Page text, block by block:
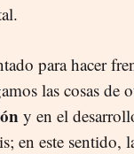
para hacer
las cosas de
y en el
en este sentido,